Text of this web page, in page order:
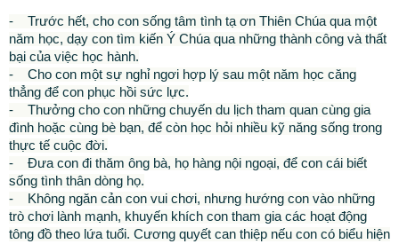
- Trước hết, cho con sống tâm tình tạ ơn Thiên Chúa qua một
năm học, dạy con tìm kiến Ý Chúa qua những thành công và thất
bại của việc học hành.
- Cho con một sự nghỉ ngơi hợp lý sau một năm học căng
thẳng để con phục hồi sức lực.
- Thưởng cho con những chuyến du lịch tham quan cùng gia
đình hoặc cùng bè bạn, để còn học hỏi nhiều kỹ năng sống trong
thực tế cuộc đời.
- Đưa con đi thăm ông bà, họ hàng nội ngoại, để con cái biết
sống tình thân dòng họ.
- Không ngăn cản con vui chơi, nhưng hướng con vào những
trò chơi lành mạnh, khuyến khích con tham gia các hoạt động
tông đồ theo lứa tuổi. Cương quyết can thiệp nếu con có biểu hiện